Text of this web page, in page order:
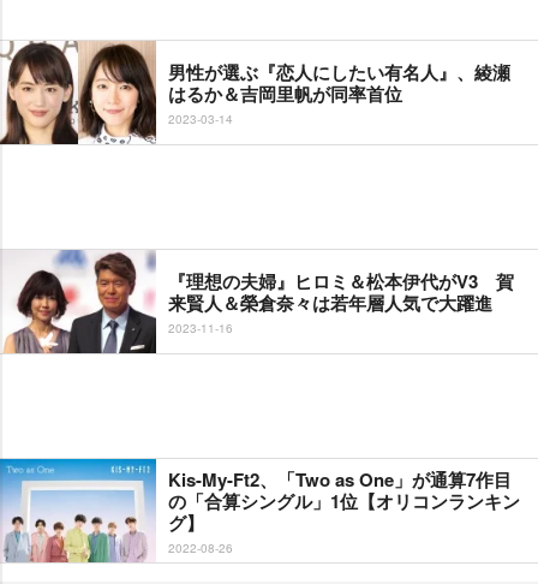
男性が選ぶ『恋人にしたい有名人』、綾瀬
はるか＆吉岡里帆が同率首位
2023-03-14
『理想の夫婦』ヒロミ＆松本伊代がV3 賀
来賢人＆榮倉奈々は若年層人気で大躍進
2023-11-16
Kis-My-Ft2、「Two as One」が通算7作目
の「合算シングル」1位【オリコンランキン
グ】
2022-08-26